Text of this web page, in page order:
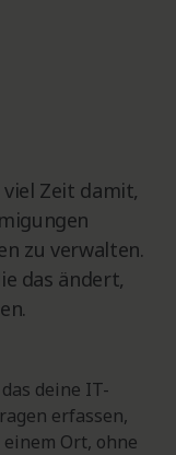
Zeit damit,
zu verwalten.
das ändert,
deine IT-
erfassen,
Ort, ohne